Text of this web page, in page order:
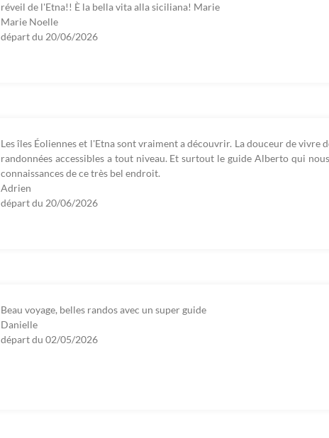
réveil de l'Etna!! È la bella vita alla siciliana! Marie
Marie Noelle
départ du 20/06/2026
Les îles Éoliennes et l'Etna sont vraiment a découvrir. La douceur de vivre
randonnées accessibles a tout niveau. Et surtout le guide Alberto qui
connaissances de ce très bel endroit.
Adrien
départ du 20/06/2026
Beau voyage, belles randos avec un super guide
Danielle
départ du 02/05/2026